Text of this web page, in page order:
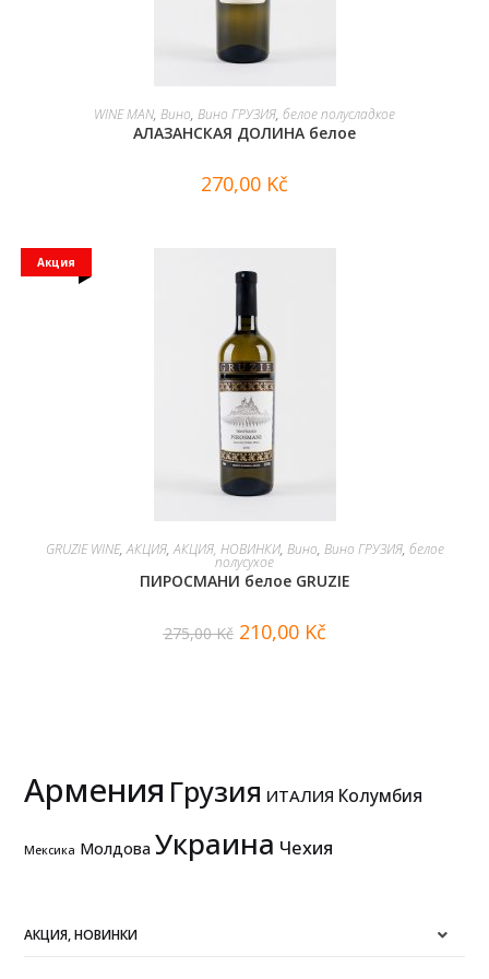
В КОРЗИНУ
WINE MAN, Вино, Вино ГРУЗИЯ, белое полусладкое
АЛАЗАНСКАЯ ДОЛИНА белое
270,00 Kč
Акция
В КОРЗИНУ
GRUZIE WINE,АКЦИЯ,АКЦИЯ, НОВИНКИ, Вино, Вино ГРУЗИЯ, белое
полусухое
ПИРОСМАНИ белое GRUZIE
275,00Kč 210,00 Kč
Армения Грузия ИТАЛИЯ Колумбия
Мексика Молдова Украина Чехия
АКЦИЯ, НОВИНКИ